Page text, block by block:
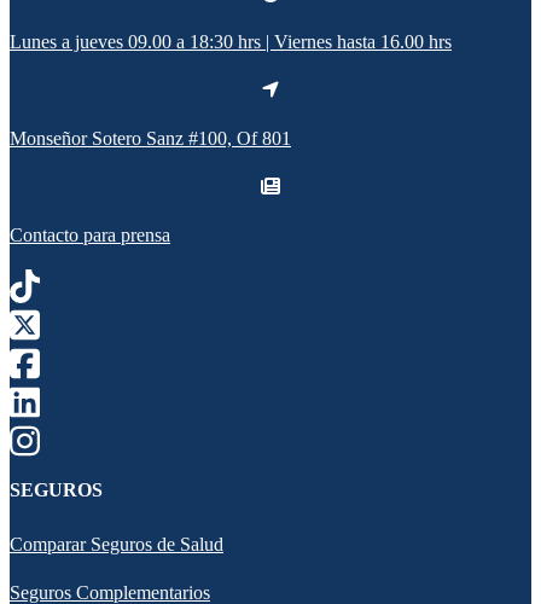
Lunes a jueves 09.00 a 18:30 hrs | Viernes hasta 16.00 hrs
Monseñor Sotero Sanz #100, Of 801
Contacto para prensa
SEGUROS
Comparar Seguros de Salud
Seguros Complementarios